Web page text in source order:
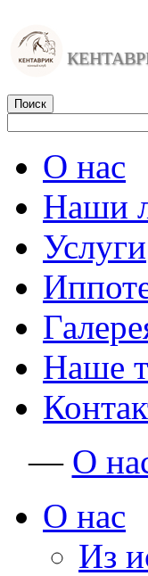
О нас
Наши
Услуги
Наше
— О
О нас
Из